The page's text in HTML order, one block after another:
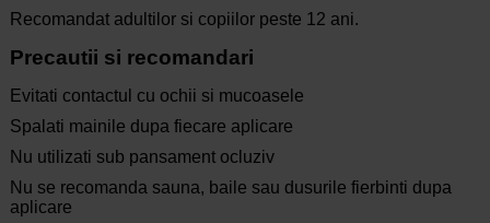
Recomandat adultilor si copiilor peste 12 ani.
Precautii si recomandari
Evitati contactul cu ochii si mucoasele
Spalati mainile dupa fiecare aplicare
Nu utilizati sub pansament ocluziv
Nu se recomanda sauna, baile sau dusurile fierbinti dupa
aplicare